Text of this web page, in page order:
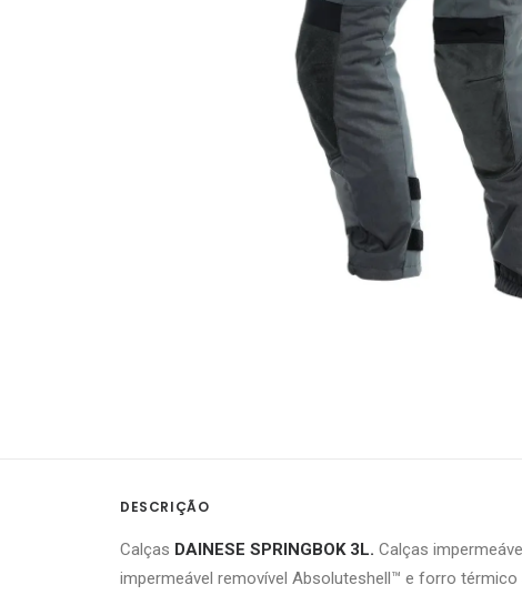
DESCRIÇÃO
Calças DAINESE SPRINGBOK 3L. Calças
impermeável removível Absoluteshell™ e forro